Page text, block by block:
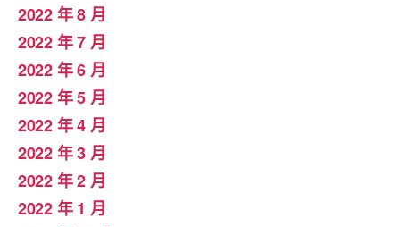
2022 年 8 月
2022 年 7 月
2022 年 6 月
2022 年 5 月
2022 年 4 月
2022 年 3 月
2022 年 2 月
2022 年 1 月